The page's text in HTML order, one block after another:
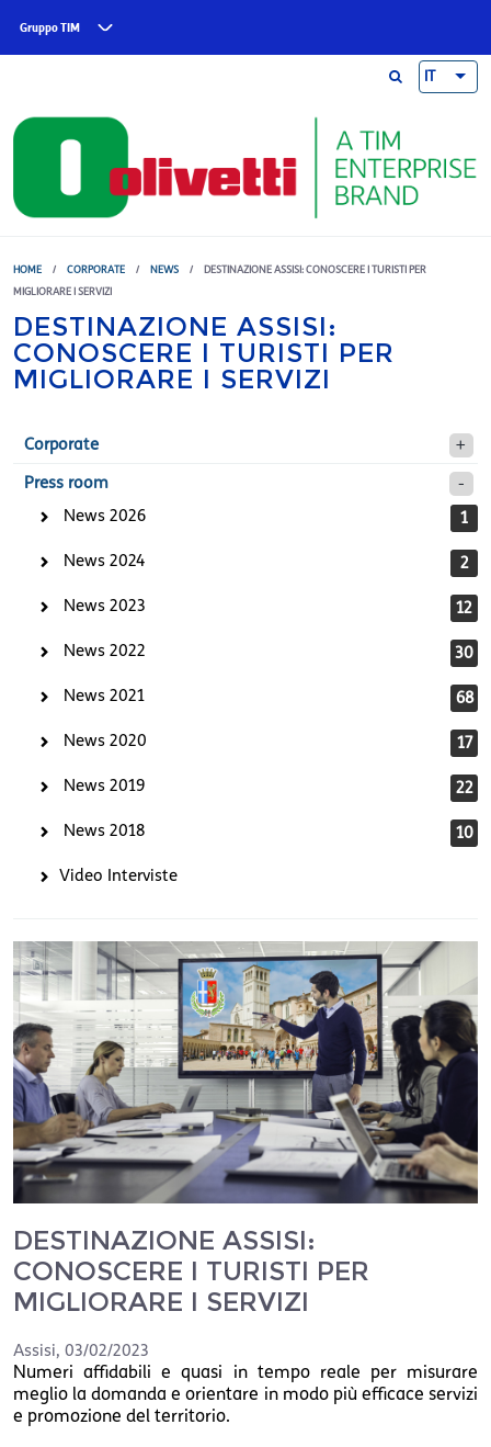
Gruppo TIM
IT
HOME / CORPORATE / NEWS /
DESTINAZIONE ASSISI: CONOSCERE I TURISTI PER
MIGLIORARE I SERVIZI
DESTINAZIONE ASSISI:
CONOSCERE I TURISTI PER
MIGLIORARE I SERVIZI
Corporate
Press room
News 2026
1
News 2024 2
News 2023 12
News 2022 30
News 2021 68
News 2020 17
News 2019 22
News 2018 10
Video Interviste
DESTINAZIONE ASSISI:
CONOSCERE I TURISTI PER
MIGLIORARE I SERVIZI
Assisi, 03/02/2023
Numeri affidabili e quasi in tempo reale per misurare
meglio la domanda e orientare in modo più efficace servizi
e promozione del territorio.